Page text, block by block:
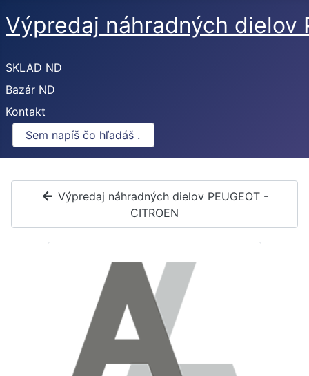
Výpredaj náhradných dielov
SKLAD ND
Bazár ND
Kontakt
Výpredaj náhradných dielov PEUGEOT -
CITROEN